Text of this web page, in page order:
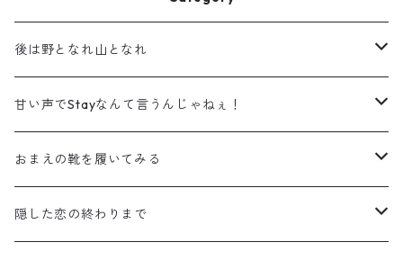
後は野となれ山となれ
アクリルスタンド
ステッカー
缶バッジ
甘い声でStayなんて言うんじゃねぇ！
アクリルスタンド
ステッカー
おまえの靴を履いてみる
アクリルスタンド
隠した恋の終わりまで